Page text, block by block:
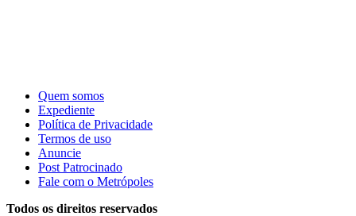
Quem somos
Expediente
Política de Privacidade
Termos de uso
Anuncie
Post Patrocinado
Fale com o Metrópoles
Todos os direitos reservados